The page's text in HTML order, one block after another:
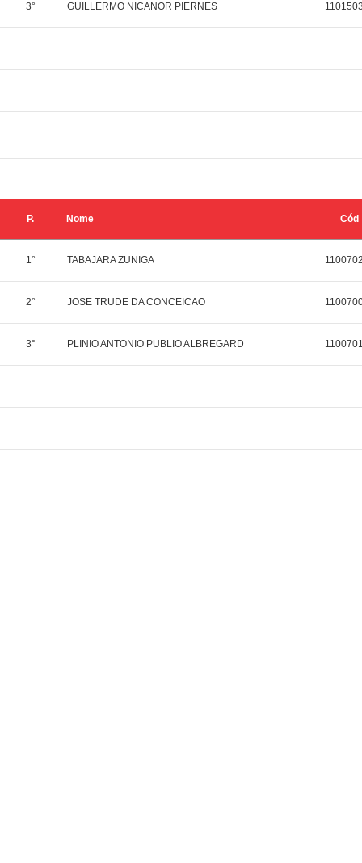
3° GUILLERMO NICANOR PIERNES
P. Nome Cód
1° TABAJARA ZUNIGA
2° JOSE TRUDE DA CONCEICAO
3° PLINIO ANTONIO PUBLIO ALBREGARD